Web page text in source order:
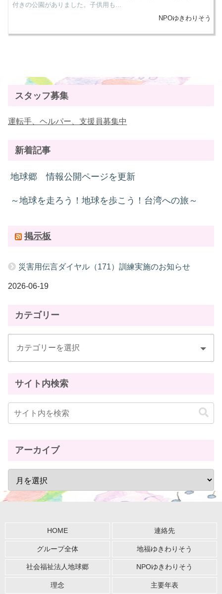
付きの公園がありました。子供用も...
NPOゆきわりそう
スタッフ募集
運転手、ヘルパー、支援員募集中
新着記事
地球郷 情報公開ページを更新
～地球を走ろう！地球を歩こう！台湾への旅～
掲示板
災害用伝言ダイヤル（171）訓練実施のお知らせ
2026-06-19
カテゴリー
サイト内検索
アーカイブ
HOME 連絡先
グループ全体 地福ゆきわりそう
社会福祉法人地球郷 NPOゆきわりそう
理念 主要年表